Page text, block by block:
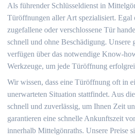
Als führender Schlüsseldienst in
Türöffnungen aller Art spezialisiert. Egal
zugefallene oder verschlossene Tür
schnell und ohne Beschädigung. Unsere
verfügen über das notwendige Know-
Werkzeuge, um jede Türöffnung
Wir wissen, dass eine Türöffnung oft in
unerwarteten Situation stattfindet. Aus
schnell und zuverlässig, um Ihnen Zeit
garantieren eine schnelle Ankunftszeit
innerhalb Mittelgönraths. Unsere Preise